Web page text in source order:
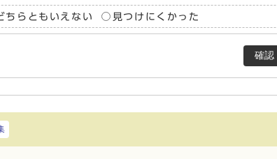
ちらともいえない 見つけにくかった
確認